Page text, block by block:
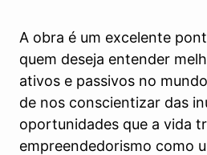
A obra é um excelente
quem deseja entender
ativos e passivos no
de nos conscientizar das
oportunidades que a vida
empreendedorismo como